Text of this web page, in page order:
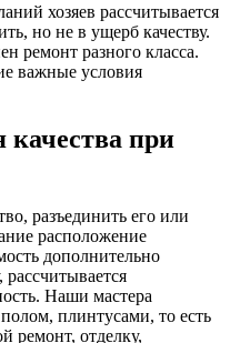
хозяев рассчитывается
но не в ущерб качеству.
ремонт разного класса.
важные условия
качества при
разъединить его или
расположение
дополнительно
Наши мастера
плинтусами, то есть
ремонт, отделку,